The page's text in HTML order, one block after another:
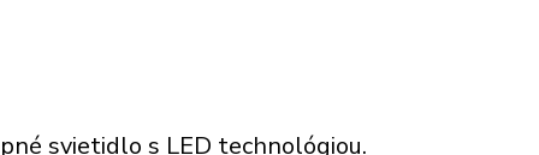
svietidlo s LED technológiou.